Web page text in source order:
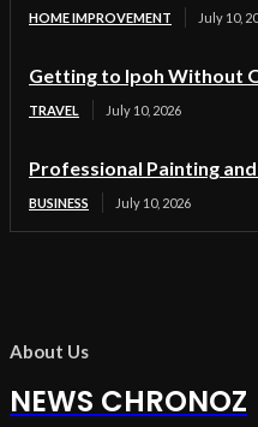
HOME IMPROVEMENT July 10,
Getting to Ipoh Without
TRAVEL July 10, 2026
Professional Painting
BUSINESS July 10, 2026
About Us
NEWS CHRONOZ